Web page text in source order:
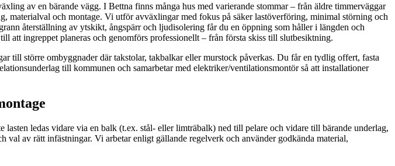
av en bärande vägg. I Bettna finns många hus med varierande stommar – från äldre timmerväggar
materialval och montage. Vi utför avväxlingar med fokus på säker lastöverföring, minimal störning och
återställning av ytskikt, ångspärr och ljudisolering får du en öppning som håller i längden och
att ingreppet planeras och genomförs professionellt – från första skiss till slutbesiktning.
till större ombyggnader där takstolar, takbalkar eller murstock påverkas. Du får en tydlig offert, fasta
till kommunen och samarbetar med elektriker/ventilationsmontör så att installationer
ledas vidare via en balk (t.ex. stål- eller limträbalk) ned till pelare och vidare till bärande underlag,
av rätt infästningar. Vi arbetar enligt gällande regelverk och använder godkända material,